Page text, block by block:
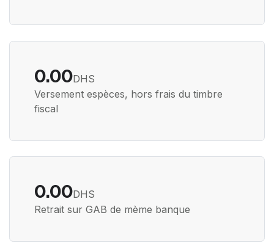
0.00DHS
Versement espèces, hors frais du timbre
fiscal
0.00DHS
Retrait sur GAB de mème banque